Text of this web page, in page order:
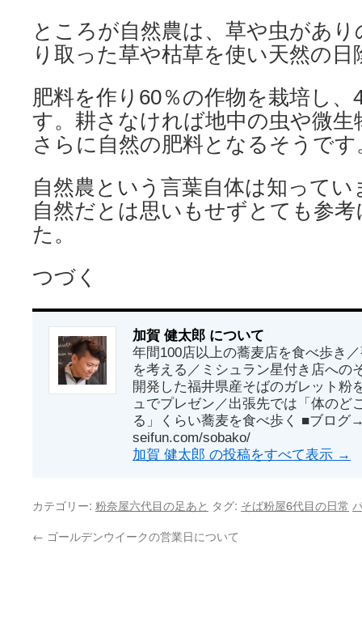
ところが自然農は、草や虫があ
り取った草や枯草を使い天然の日
肥料を作り60％の作物を栽培し
す。耕さなければ地中の虫や微
さらに自然の肥料となるそうです
自然農という言葉自体は知って
自然だとは思いもせずとても参
た。
つづく
加賀 健太郎 について
年間100店以上の蕎麦店を食べ歩き
を考える／ミシュラン星付き店への
開発した福井県産そばのガレット粉
ュでプレゼン／出張先では「体のど
る」くらい蕎麦を食べ歩く ■ブログ
seifun.com/sobako/
加賀 健太郎 の投稿をすべて表示 →
カテゴリー: 粉奈屋六代目の足あと タグ: そば粉屋6代目の日常
← ゴールデンウイークの営業日について